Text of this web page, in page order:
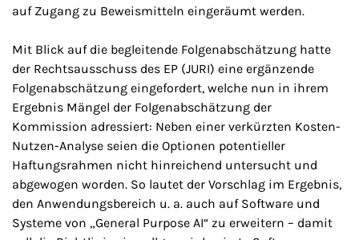
auf Zugang zu Beweismitteln eingeräumt werden.
Mit Blick auf die begleitende Folgenabschätzung hatte
der Rechtsausschuss des EP (JURI) eine ergänzende
Folgenabschätzung eingefordert, welche nun in ihrem
Ergebnis Mängel der Folgenabschätzung der
Kommission adressiert: Neben einer verkürzten Kosten-
Nutzen-Analyse seien die Optionen potentieller
Haftungsrahmen nicht hinreichend untersucht und
abgewogen worden. So lautet der Vorschlag im Ergebnis,
den Anwendungsbereich u. a. auch auf Software und
Systeme von „General Purpose AI“ zu erweitern – damit